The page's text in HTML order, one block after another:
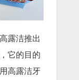
露洁推出
它的目的
高露洁牙